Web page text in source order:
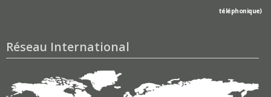
téléphonique)
Réseau International